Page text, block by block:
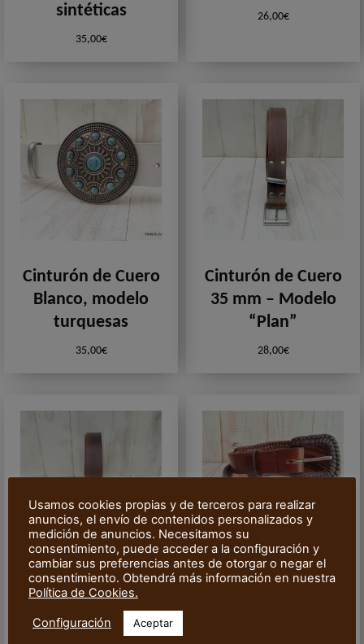
sintéticas
35,00€
26,00€
Cinturón de Cuero
Blanco, modelo
turquesas
35,00€
Cinturón de Cuero
35 mm – Modelo
“Plan”
28,00€
Cinturón de Cuero
40 mm – Modelo
“Roby”
Cinturón de triple
Usamos cookies propias y de terceros para realizar
anuncios, el envío de contenidos personalizados y
medición de anuncios. Necesitamos su
consentimiento, puede acceder a la configuración y
cambiar sus preferencias antes de otorgar o negar el
consentimiento. Obtendrá más información en nuestra
Política de Cookies.
Configuración Aceptar